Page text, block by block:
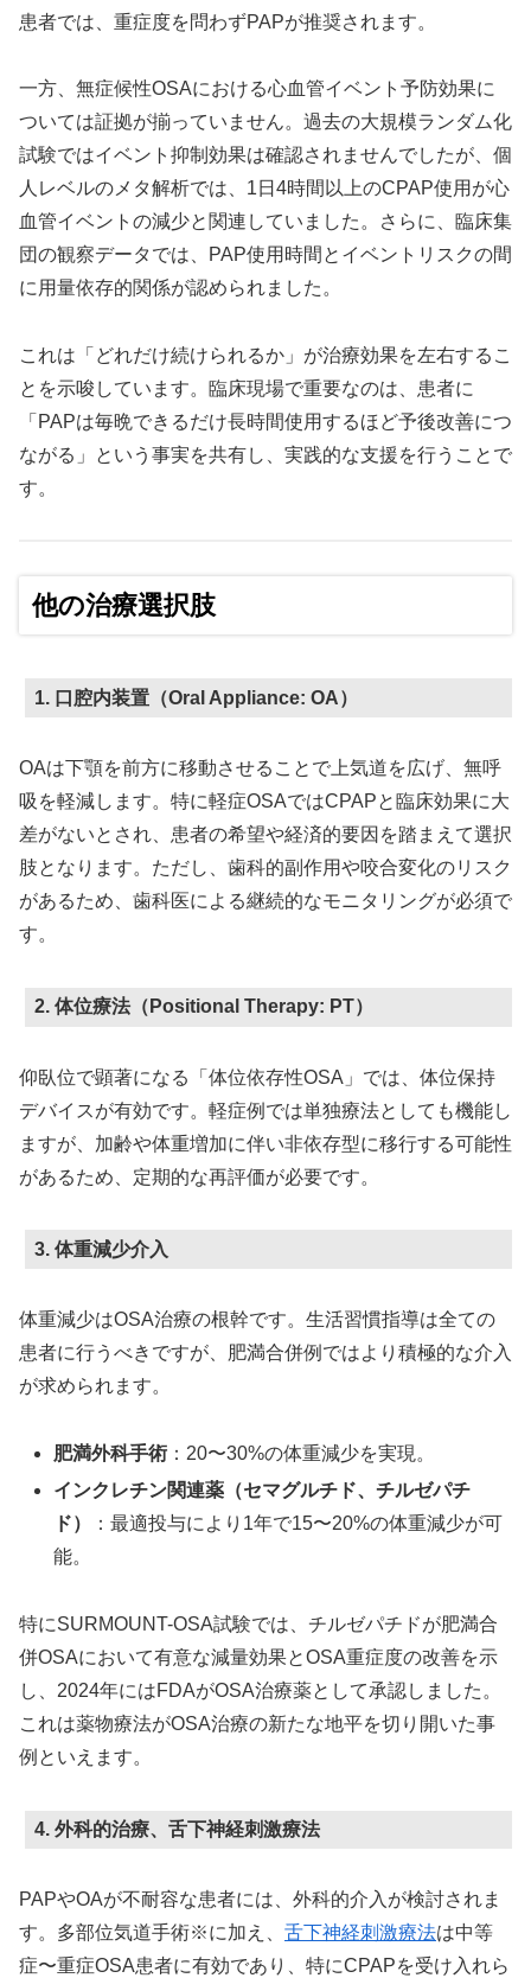
患者では、重症度を問わずPAPが推奨されます。
一方、無症候性OSAにおける心血管イベント予防効果に
ついては証拠が揃っていません。過去の大規模ランダム化
試験ではイベント抑制効果は確認されませんでしたが、個
人レベルのメタ解析では、1日4時間以上のCPAP使用が心
血管イベントの減少と関連していました。さらに、臨床集
団の観察データでは、PAP使用時間とイベントリスクの間
に用量依存的関係が認められました。
これは「どれだけ続けられるか」が治療効果を左右するこ
とを示唆しています。臨床現場で重要なのは、患者に
「PAPは毎晩できるだけ長時間使用するほど予後改善につ
ながる」という事実を共有し、実践的な支援を行うことで
す。
他の治療選択肢
1. 口腔内装置（Oral Appliance: OA）
OAは下顎を前方に移動させることで上気道を広げ、無呼
吸を軽減します。特に軽症OSAではCPAPと臨床効果に大
差がないとされ、患者の希望や経済的要因を踏まえて選択
肢となります。ただし、歯科的副作用や咬合変化のリスク
があるため、歯科医による継続的なモニタリングが必須で
す。
2. 体位療法（Positional Therapy: PT）
仰臥位で顕著になる「体位依存性OSA」では、体位保持
デバイスが有効です。軽症例では単独療法としても機能し
ますが、加齢や体重増加に伴い非依存型に移行する可能性
があるため、定期的な再評価が必要です。
3. 体重減少介入
体重減少はOSA治療の根幹です。生活習慣指導は全ての
患者に行うべきですが、肥満合併例ではより積極的な介入
が求められます。
肥満外科手術 ：20〜30%の体重減少を実現。
インクレチン関連薬（セマグルチド、チルゼパチ
ド）
：最適投与により1年で15〜20%の体重減少が可
能。
特にSURMOUNT-OSA試験では、チルゼパチドが肥満合
併OSAにおいて有意な減量効果とOSA重症度の改善を示
し、2024年にはFDAがOSA治療薬として承認しました。
これは薬物療法がOSA治療の新たな地平を切り開いた事
例といえます。
4. 外科的治療、舌下神経刺激療法
PAPやOAが不耐容な患者には、外科的介入が検討されま
す。多部位気道手術※に加え、 舌下神経刺激療法は中等
症〜重症OSA患者に有効であり、特にCPAPを受け入れら